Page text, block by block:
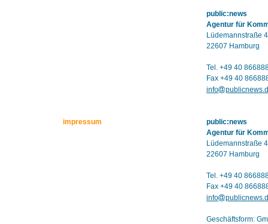
public:news
Agentur für
Lüdemannstraße 4
22607 Hamburg
Tel. +49 40
Fax +49 40
info
impressum
public:news
Agentur für
Lüdemannstraße 4
22607 Hamburg
Tel. +49 40
Fax +49 40
info
Geschäftsform: